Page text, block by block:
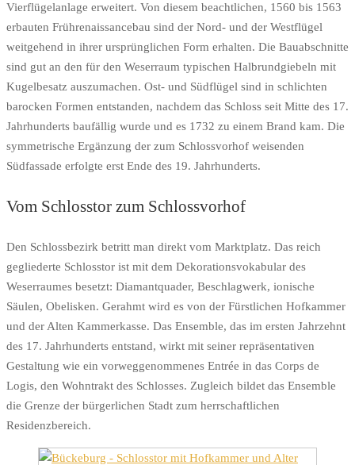
Vierflügelanlage erweitert. Von diesem beachtlichen, 1560 bis 1563
erbauten Frührenaissancebau sind der Nord- und der Westflügel
weitgehend in ihrer ursprünglichen Form erhalten. Die Bauabschnitte
sind gut an den für den Weserraum typischen Halbrundgiebeln mit
Kugelbesatz auszumachen. Ost- und Südflügel sind in schlichten
barocken Formen entstanden, nachdem das Schloss seit Mitte des 17.
Jahrhunderts baufällig wurde und es 1732 zu einem Brand kam. Die
symmetrische Ergänzung der zum Schlossvorhof weisenden
Südfassade erfolgte erst Ende des 19. Jahrhunderts.
Vom Schlosstor zum Schlossvorhof
Den Schlossbezirk betritt man direkt vom Marktplatz. Das reich
gegliederte Schlosstor ist mit dem Dekorationsvokabular des
Weserraumes besetzt: Diamantquader, Beschlagwerk, ionische
Säulen, Obelisken. Gerahmt wird es von der Fürstlichen Hofkammer
und der Alten Kammerkasse. Das Ensemble, das im ersten Jahrzehnt
des 17. Jahrhunderts entstand, wirkt mit seiner repräsentativen
Gestaltung wie ein vorweggenommenes Entrée in das Corps de
Logis, den Wohntrakt des Schlosses. Zugleich bildet das Ensemble
die Grenze der bürgerlichen Stadt zum herrschaftlichen
Residenzbereich.